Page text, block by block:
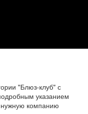
"Блюз-клуб" с
указанием
компанию